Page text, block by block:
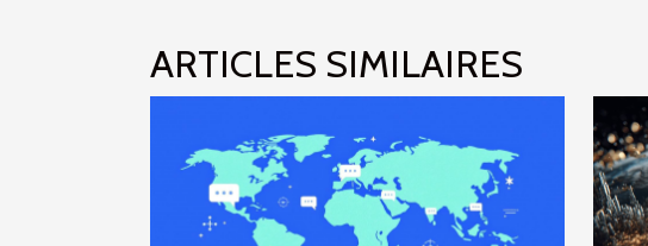
ARTICLES SIMILAIRES